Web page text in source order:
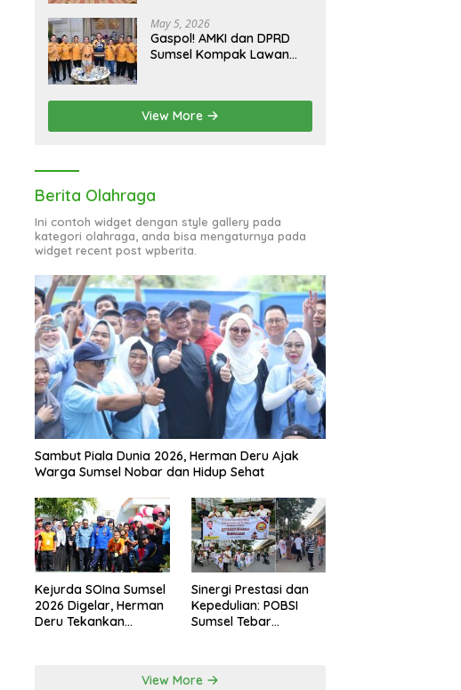
May 5, 2026
Gaspol! AMKI dan DPRD
Sumsel Kompak Lawan
View More
Berita Olahraga
Ini contoh widget dengan style gallery pada
kategori olahraga, anda bisa mengaturnya pada
widget recent post wpberita.
Sambut Piala Dunia 2026, Herman Deru Ajak
Warga Sumsel Nobar dan Hidup Sehat
Kejurda SOIna Sumsel
2026 Digelar, Herman
Deru Tekankan
Sinergi Prestasi dan
Kepedulian: POBSI
Sumsel Tebar
View More